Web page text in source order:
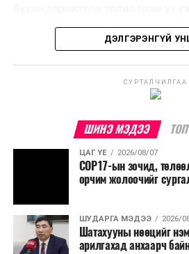
улсад өргөн ашиглаж байна.
бодлогын газраас мэдээллээ.
ДЭЛГЭРЭНГҮЙ
СУРТАЛЧИЛГАА
ШИНЭ МЭДЭЭ
ЦАГ ҮЕ 2026/08/07
COP17-ын зочид,
орчим жолоочийг
ШУДАРГА МЭДЭЭ 2026/
Шатахууны нөөцийг
арилгахад анхаарч